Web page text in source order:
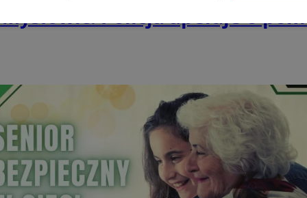
Policja apeluje o
Wydajność Targetowanie Funkcjonalność
Wydajność Targetowanie Funkcjonalność
umożliwiają korzystanie z podstawowych funkcji strony internetowej, takich jak
Bez niezbędnych plików cookie nie można prawidłowo korzystać ze strony internetowej.
Provider/Domena
Okres
przechowywania
Opis